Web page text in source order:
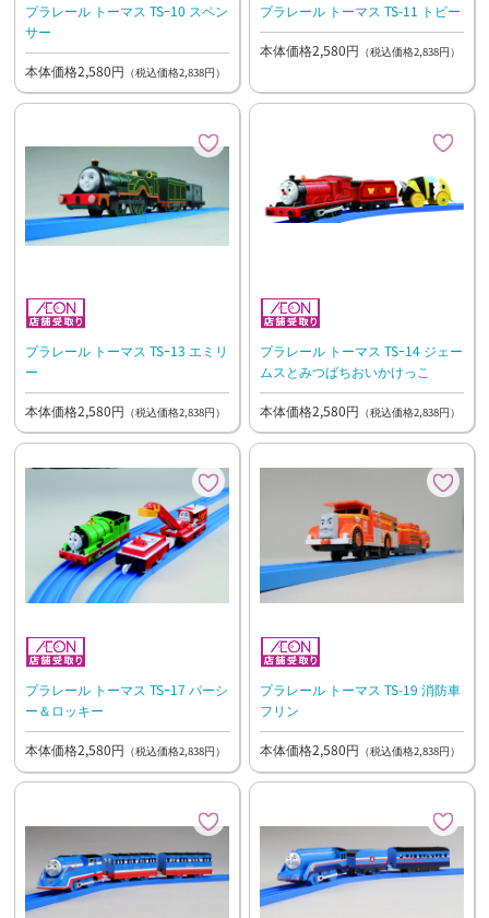
プラレール トーマス TSｰ10 スペン
サー
本体価格2,580円 （税込価格2,838円）
プラレール トーマス TS-11 トビー
本体価格2,580円 （税込価格2,838円）
プラレール トーマス TSｰ13 エミリ
ー
本体価格2,580円 （税込価格2,838円）
プラレール トーマス TSｰ14 ジェー
ムスとみつばちおいかけっこ
本体価格2,580円 （税込価格2,838円）
プラレール トーマス TSｰ17 パーシ
ー＆ロッキー
本体価格2,580円 （税込価格2,838円）
プラレール トーマス TS-19 消防車
フリン
本体価格2,580円 （税込価格2,838円）